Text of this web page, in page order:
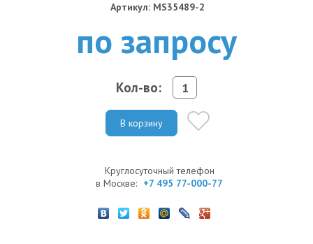
Артикул: MS35489-2
по запросу
Кол-во:
В корзину
Круглосуточный телефон
в Москве: +7 495 77-000-77